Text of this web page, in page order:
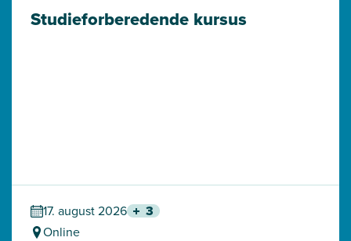
Studieforberedende kursus
17. august 2026 3
Online